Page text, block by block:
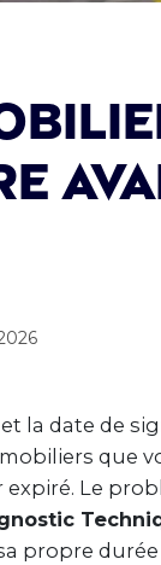
la date de
que
Le
propre durée